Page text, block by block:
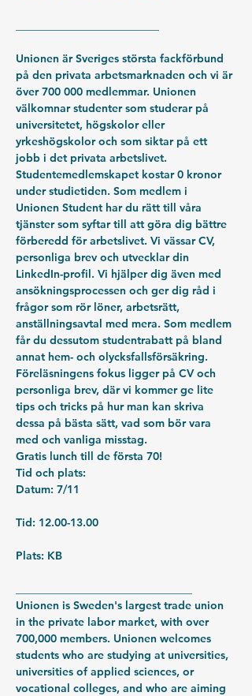
Unionen är Sveriges största fackförbund
på den privata arbetsmarknaden och vi är
över 700 000 medlemmar. Unionen
välkomnar studenter som studerar på
universitetet, högskolor eller
yrkeshögskolor och som siktar på ett
jobb i det privata arbetslivet.
Studentemedlemskapet kostar 0 kronor
under studietiden. Som medlem i
Unionen Student har du rätt till våra
tjänster som syftar till att göra dig bättre
förberedd för arbetslivet. Vi vässar CV,
personliga brev och utvecklar din
LinkedIn-profil. Vi hjälper dig även med
ansökningsprocessen och ger dig råd i
frågor som rör löner, arbetsrätt,
anställningsavtal med mera. Som medlem
får du dessutom studentrabatt på bland
annat hem- och olycksfallsförsäkring.
Föreläsningens fokus ligger på CV och
personliga brev, där vi kommer ge lite
tips och tricks på hur man kan skriva
dessa på bästa sätt, vad som bör vara
med och vanliga misstag.
Gratis lunch till de första 70!
Tid och plats:
Datum: 7/11
Tid: 12.00-13.00
Plats: KB
Unionen is Sweden's largest trade union
in the private labor market, with over
700,000 members. Unionen welcomes
students who are studying at universities,
universities of applied sciences, or
vocational colleges, and who are aiming